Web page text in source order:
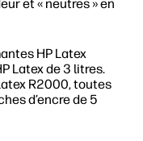
et « neutres » en
HP Latex
Latex de 3 litres.
R2000, toutes
d’encre de 5